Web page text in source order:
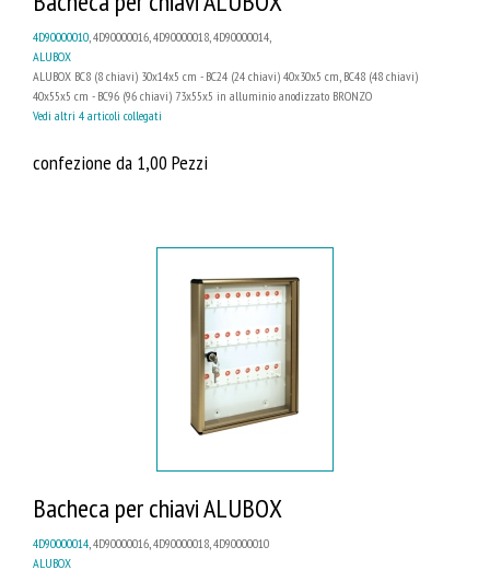
4D90000010, 4D90000016, 4D90000018, 4D90000014,
ALUBOX
ALUBOX BC8 (8 chiavi) 30x14x5 cm - BC24 (24 chiavi) 40x30x5 cm, BC48 (48 chiavi)
40x55x5 cm - BC96 (96 chiavi) 73x55x5 in alluminio anodizzato BRONZO
Vedi altri 4 articoli collegati
confezione da 1,00 Pezzi
Bacheca per chiavi ALUBOX
4D90000014 , 4D90000016, 4D90000018, 4D90000010
ALUBOX